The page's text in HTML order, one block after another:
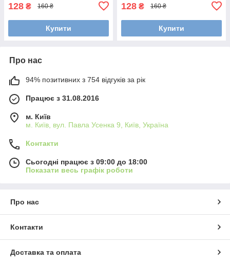
128 ₴ 160 ₴
Купити
128 ₴ 160 ₴
Купити
Про нас
94% позитивних з 754 відгуків за рік
Працює з 31.08.2016
м. Київ
м. Київ, вул. Павла Усенка 9, Київ, Україна
Контакти
Сьогодні працює з 09:00 до 18:00
Показати весь графік роботи
Про нас
Контакти
Доставка та оплата